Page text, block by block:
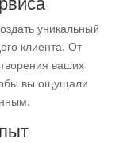
уникальный
клиента. От
ваших
вы ощущали